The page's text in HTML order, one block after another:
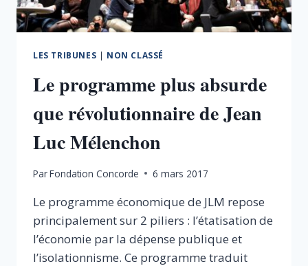
LES TRIBUNES | NON CLASSÉ
Le programme plus absurde
que révolutionnaire de Jean
Luc Mélenchon
ParFondation Concorde 6 mars 2017
Le programme économique de JLM repose
principalement sur 2 piliers : l’étatisation de
l’économie par la dépense publique et
l’isolationnisme. Ce programme traduit